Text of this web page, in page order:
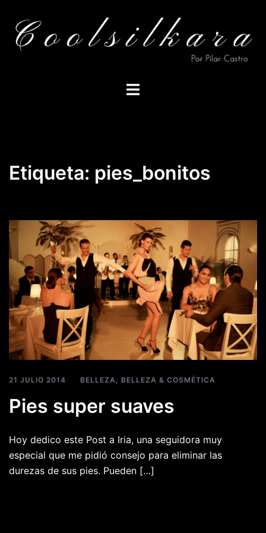
contenido
Alternar
Etiqueta: pies_bonitos
21 JULIO 2014 BELLEZA BELLEZA & COSMÉTICA
Pies super suaves
Hoy dedico este Post a Iria, una seguidora muy
especial que me pidió consejo para eliminar las
durezas de sus pies. Pueden […]